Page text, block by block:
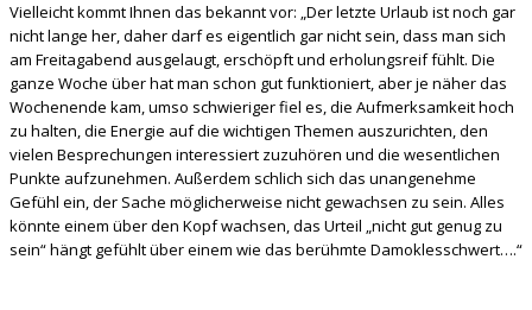
Vielleicht kommt Ihnen das bekannt vor: „Der letzte Urlaub ist noch gar
nicht lange her, daher darf es eigentlich gar nicht sein, dass man sich
am Freitagabend ausgelaugt, erschöpft und erholungsreif fühlt. Die
ganze Woche über hat man schon gut funktioniert, aber je näher das
Wochenende kam, umso schwieriger fiel es, die Aufmerksamkeit hoch
zu halten, die Energie auf die wichtigen Themen auszurichten, den
vielen Besprechungen interessiert zuzuhören und die wesentlichen
Punkte aufzunehmen. Außerdem schlich sich das unangenehme
Gefühl ein, der Sache möglicherweise nicht gewachsen zu sein. Alles
könnte einem über den Kopf wachsen, das Urteil „nicht gut genug zu
sein“ hängt gefühlt über einem wie das berühmte Damoklesschwert….“